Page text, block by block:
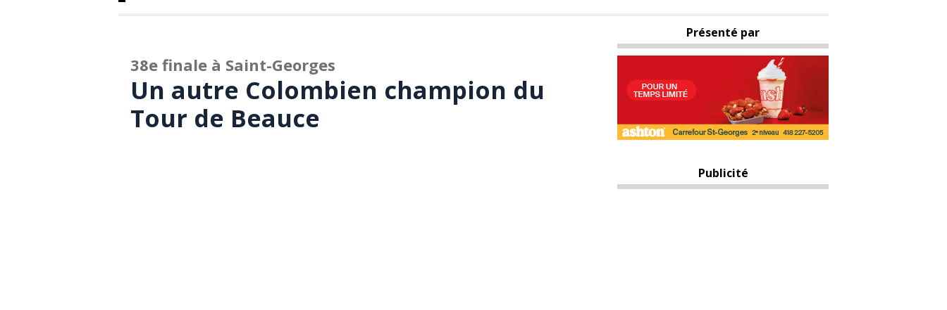
38e finale à Saint-Georges
Un autre Colombien champion du
Tour de Beauce
Présenté par
Publicité